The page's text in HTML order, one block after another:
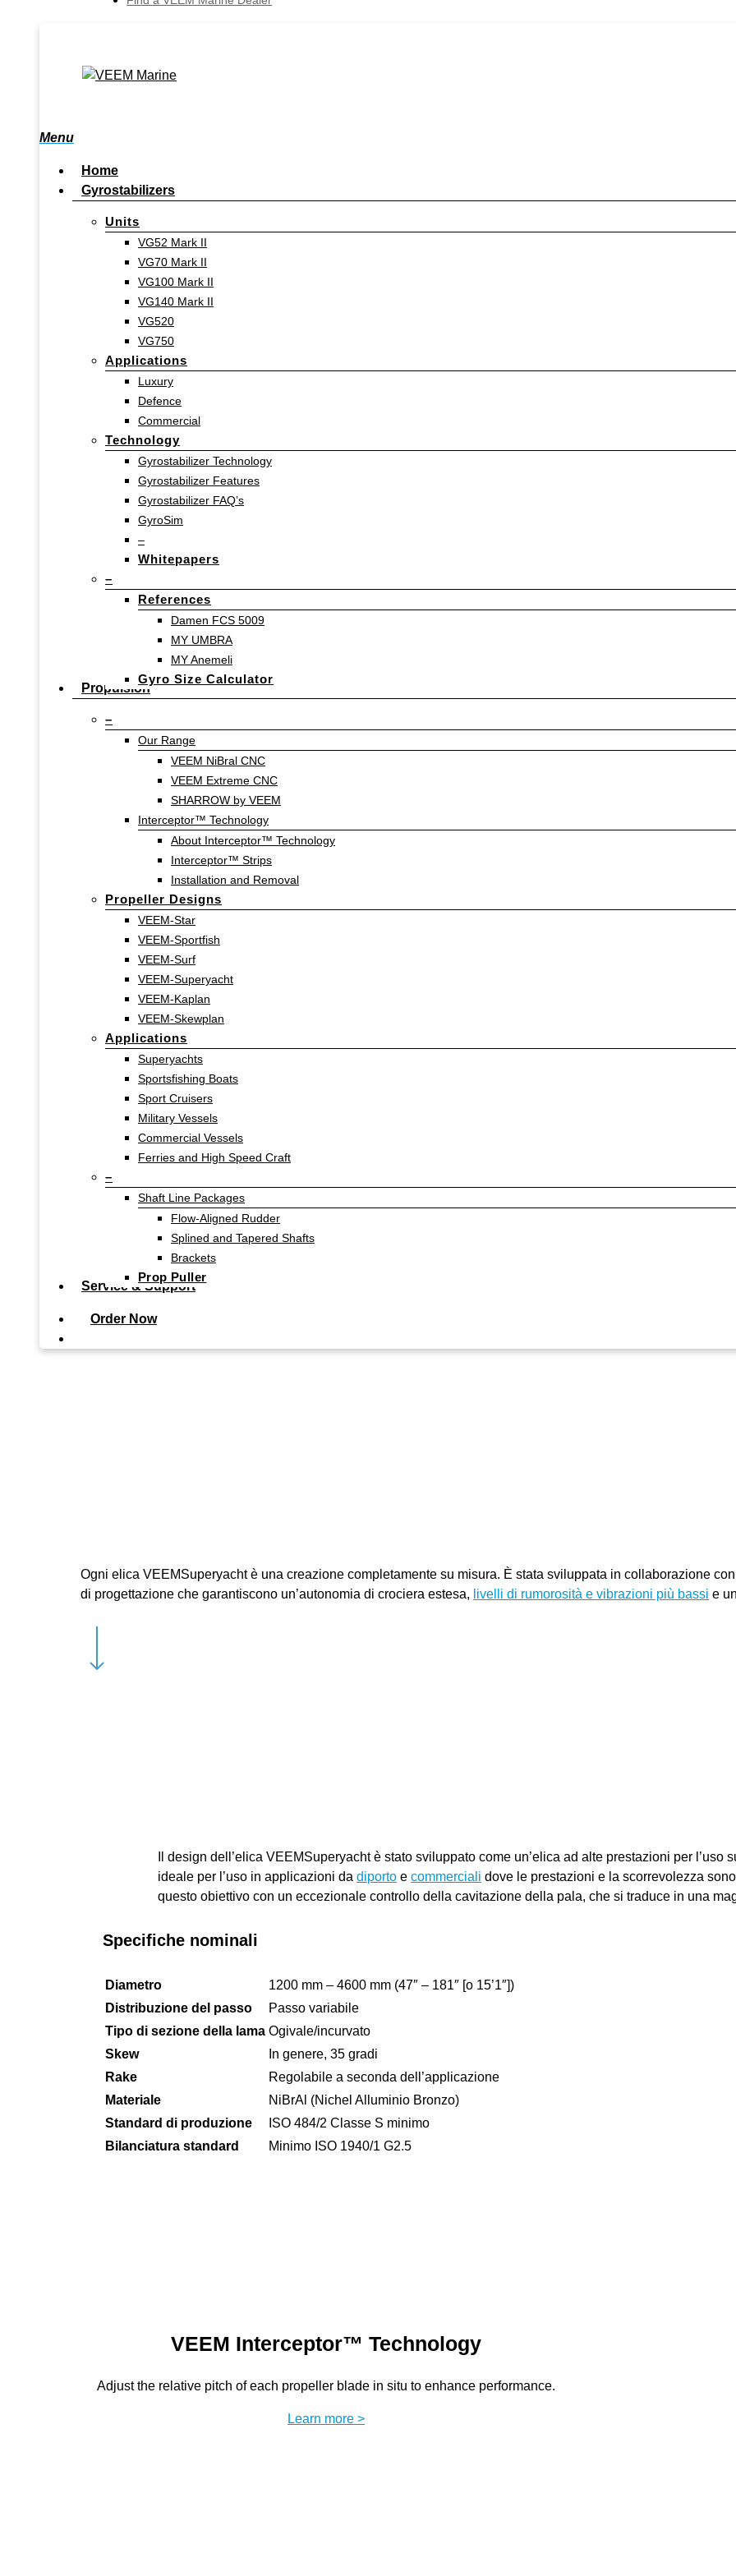
Hit enter to search or ESC to close
search
Menu
Home
Gyrostabilizers
Units
VG52 Mark II
VG70 Mark II
VG100 Mark II
VG140 Mark II
VG520
VG750
Applications
Luxury
Defence
Commercial
Technology
Gyrostabilizer Technology
Gyrostabilizer Features
Gyrostabilizer FAQ’s
GyroSim
–
Whitepapers
–
References
Damen FCS 5009
MY UMBRA
MY Anemeli
Gyro Size Calculator
Propulsion
–
Our Range
VEEM NiBral CNC
VEEM Extreme CNC
SHARROW by VEEM
Interceptor™ Technology
About Interceptor™ Technology
Interceptor™ Strips
Installation and Removal
Propeller Designs
VEEM-Star
VEEM-Sportfish
VEEM-Surf
VEEM-Superyacht
VEEM-Kaplan
VEEM-Skewplan
Applications
Superyachts
Sportsfishing Boats
Sport Cruisers
Military Vessels
Commercial Vessels
Ferries and High Speed Craft
–
Shaft Line Packages
Flow-Aligned Rudder
Splined and Tapered Shafts
Brackets
Prop Puller
Service & Support
Order Now
Ogni elica VEEMSuperyacht è una creazione completamente su misura. È stata sviluppata in collaborazione
di progettazione che garantiscono un’autonomia di crociera estesa, livelli di rumorosità e vibrazioni più bassi e
Il design dell’elica VEEMSuperyacht è stato sviluppato come un’elica ad alte prestazioni per
ideale per l’uso in applicazioni dadiporto ecommerciali dove le prestazioni e la scorrevolezza
questo obiettivo con un eccezionale controllo della cavitazione della pala, che si traduce in una
Specifiche nominali
Diametro
1200 mm – 4600 mm (47″ – 181″ [o 15’1″])
Distribuzione del passo
Passo variabile
Tipo di sezione della lama Ogivale/incurvato
Skew
In genere, 35 gradi
Rake
Regolabile a seconda dell’applicazione
Materiale
NiBrAl (Nichel Alluminio Bronzo)
Standard di produzione
ISO 484/2 Classe S minimo
Bilanciatura standard
Minimo ISO 1940/1 G2.5
VEEM Interceptor™ Technology
Adjust the relative pitch of each propeller blade in situ to enhance performance.
Learn more >